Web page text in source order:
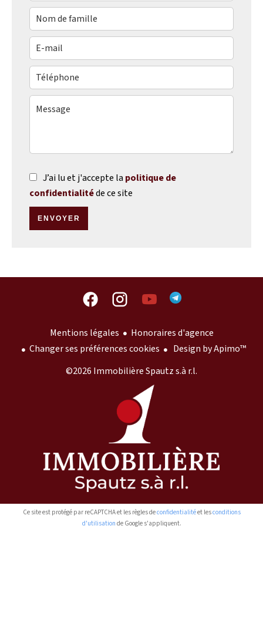
J’ai lu et j'accepte la politique de
confidentialitéde ce site
ENVOYER
Mentions légales
Honoraires d'agence
Changer ses préférences cookies
Design byApimo™
©2026 Immobilière Spautz s.à r.l.
Ce site est protégé par reCAPTCHA et les règles deconfidentialitéet lesconditions
d'utilisation de Google s'appliquent.